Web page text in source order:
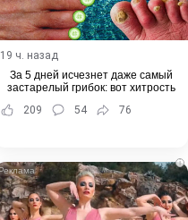
19 ч. назад
За 5 дней исчезнет даже самый
застарелый грибок: вот хитрость
209
54 76
i